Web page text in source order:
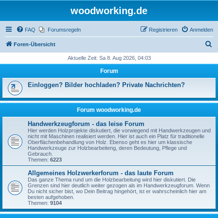
woodworking.de
FAQ Forumsregeln Anmelden
Registrieren
Foren-Übersicht
h
Aktuelle Zeit: Sa 8. Aug 2026, 04:03
Forum
Einloggen? Bilder hochladen? Private Nachrichten?
Forum woodworking.de
Handwerkzeugforum - das leise Forum
Hier werden Holzprojekte diskutiert, die vorwiegend mit Handwerkzeugen und
nicht mit Maschinen realisiert werden. Hier ist auch ein Platz für traditionelle
Oberflächenbehandlung von Holz. Ebenso geht es hier um klassische
Handwerkzeuge zur Holzbearbeiteng, deren Bedeutung, Pflege und
Gebrauch.
Themen: 6223
Allgemeines Holzwerkerforum - das laute Forum
Das ganze Thema rund um die Holzbearbeitung wird hier diskutiert. Die
Grenzen sind hier deutlich weiter gezogen als im Handwerkzeugforum. Wenn
Du nicht sicher bist, wo Dein Beitrag hingehört, ist er wahrscheinlich hier am
besten aufgehoben.
Themen: 9104